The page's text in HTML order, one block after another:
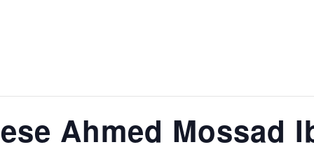
Ahmed Mossad